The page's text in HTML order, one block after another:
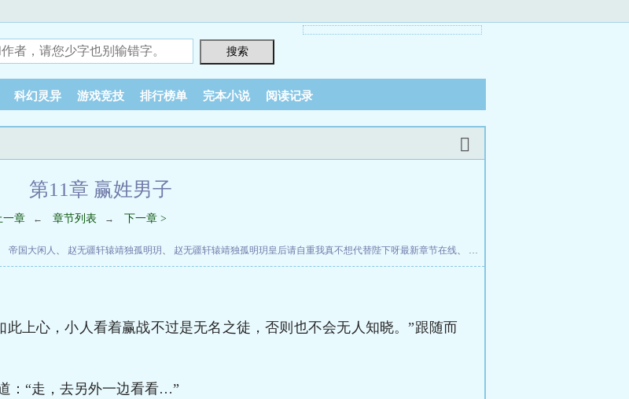
科幻灵异 游戏竞技 排行榜单 完本小说 阅读记录
第11章 赢姓男子
一章 ← 章节列表 → 下一章 >
帝国大闲人 、 赵无疆轩辕靖独孤明玥 、 赵无疆轩辕靖独孤明玥皇后请自重我真不想代替陛下呀最新章节在线、 抗战：从八佰开始
上心，小人看着赢战不过是无名之徒，否则也不会无人知晓。”跟随而
：“走，去另外一边看看…”